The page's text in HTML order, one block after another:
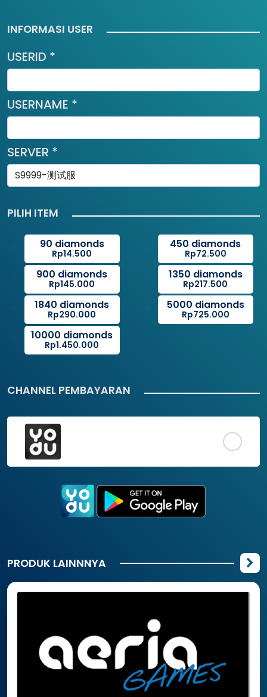
INFORMASI USER
USERID *
USERNAME *
SERVER *
PILIH ITEM
90 diamonds
Rp14.500
450 diamonds
Rp72.500
900 diamonds
Rp145.000
1350 diamonds
Rp217.500
1840 diamonds
Rp290.000
5000 diamonds
Rp725.000
10000 diamonds
Rp1.450.000
CHANNEL PEMBAYARAN
PRODUK LAINNNYA